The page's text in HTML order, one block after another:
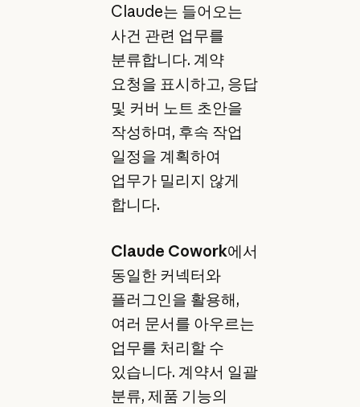
Claude는 들어오는
사건 관련 업무를
분류합니다. 계약
요청을 표시하고, 응답
및 커버 노트 초안을
작성하며, 후속 작업
일정을 계획하여
업무가 밀리지 않게
합니다.
Claude Cowork에서
동일한 커넥터와
플러그인을 활용해,
여러 문서를 아우르는
업무를 처리할 수
있습니다. 계약서 일괄
분류, 제품 기능의